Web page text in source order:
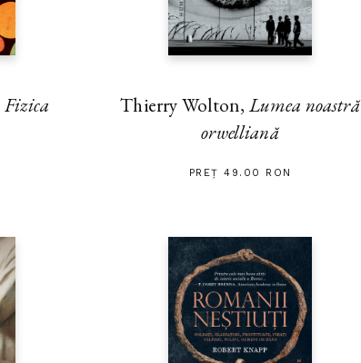
Fizica
Thierry Wolton,Lumea noastră
orwelliană
PREȚ 49.00 RON